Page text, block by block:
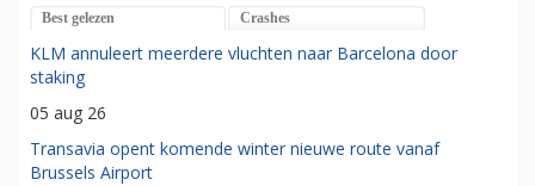
Best gelezen Crashes
KLM annuleert meerdere vluchten naar Barcelona door
staking
05 aug 26
Transavia opent komende winter nieuwe route vanaf
Brussels Airport